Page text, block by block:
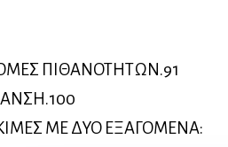
ΠΙΘΑΝΟΤΗΤΩΝ.91
ΜΕ ΔΥΟ ΕΞΑΓΟΜΕΝΑ: